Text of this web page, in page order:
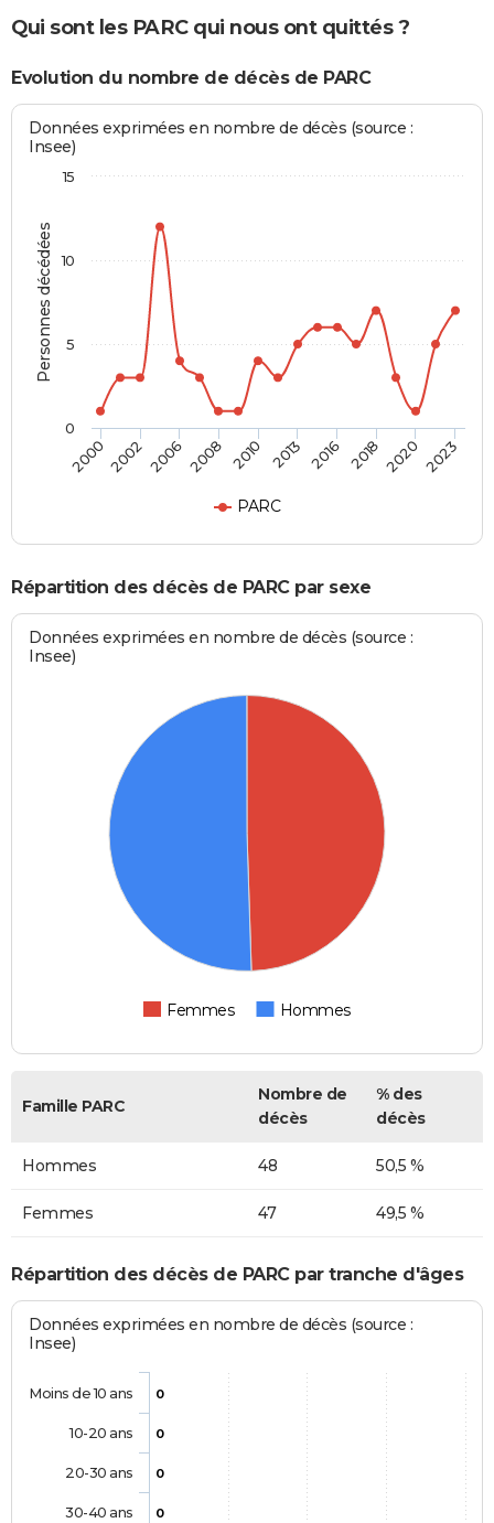
Qui sont les PARC qui nous ont quittés ?
Evolution du nombre de décès de PARC
Personnes décédées
Données exprimées en nombre de décès (source :
Insee)
PARC
2000200220062008 2010 2013 2016 2018 2020 2023
0
5
10
15
Répartition des décès de PARC par sexe
Données exprimées en nombre de décès (source :
Insee)
Femmes Hommes
Famille PARC
Nombre de
décès
% des
décès
Hommes 48 50,5 %
Femmes 47 49,5 %
Répartition des décès de PARC par tranche d'âges
Données exprimées en nombre de décès (source :
Insee)
0
0
0
0
Moins de 10 ans
10-20 ans
20-30 ans
30-40 ans